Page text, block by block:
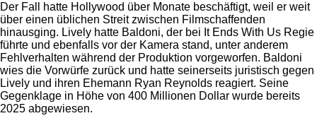
Der Fall hatte Hollywood über Monate beschäftigt, weil er weit
über einen üblichen Streit zwischen Filmschaffenden
hinausging. Lively hatte Baldoni, der bei It Ends With Us Regie
führte und ebenfalls vor der Kamera stand, unter anderem
Fehlverhalten während der Produktion vorgeworfen. Baldoni
wies die Vorwürfe zurück und hatte seinerseits juristisch gegen
Lively und ihren Ehemann Ryan Reynolds reagiert. Seine
Gegenklage in Höhe von 400 Millionen Dollar wurde bereits
2025 abgewiesen.